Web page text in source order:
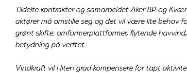
Tildelte kontrakter og samarbeidet Aker BP og
aktører må omstille seg og det vil være lite behov
grønt skifte: omformerplattformer, flytende
betydning på verftet.
Vindkraft vil i liten grad kompensere for tapt